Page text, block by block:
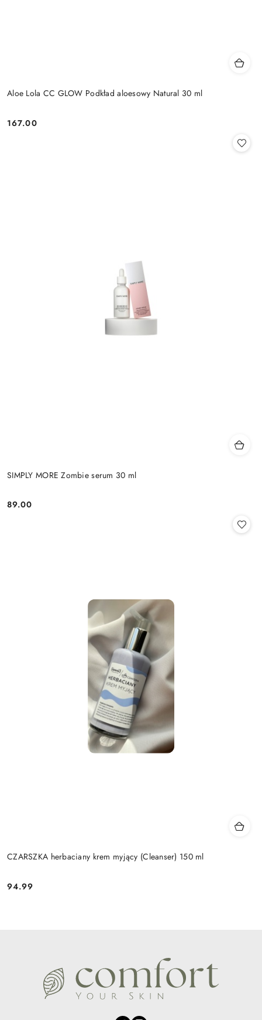
Aloe Lola CC GLOW Podkład aloesowy Natural 30 ml
Cena:
167.00
SIMPLY MORE Zombie serum 30 ml
Cena:
89.00
CZARSZKA herbaciany krem myjący (Cleanser) 150 ml
Cena:
94.99